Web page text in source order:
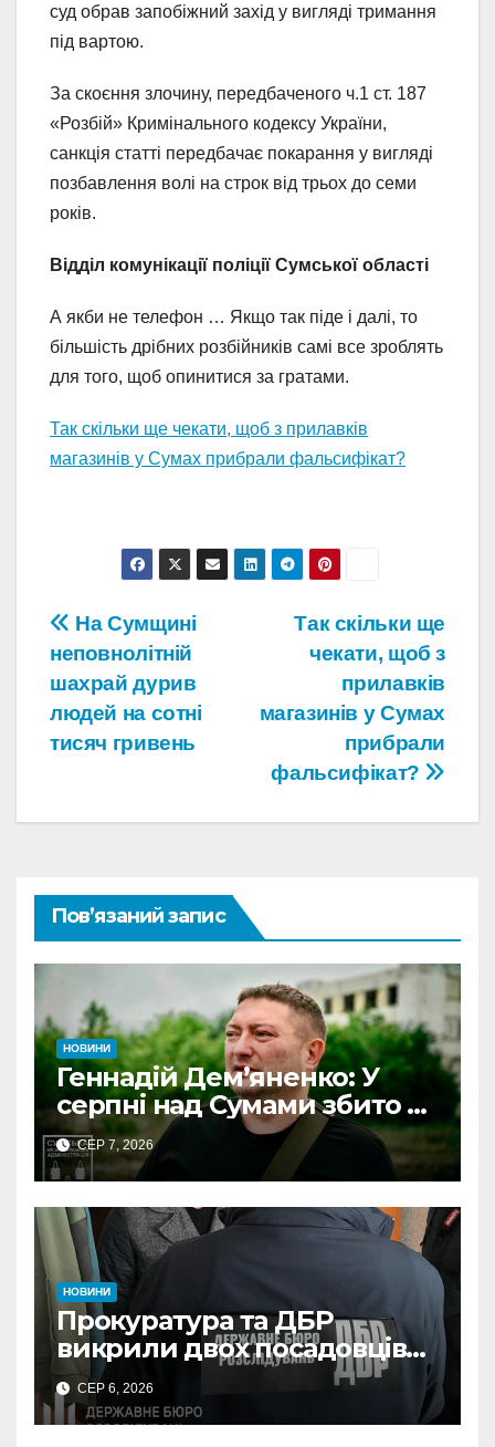
суд обрав запобіжний захід у вигляді тримання
під вартою.
За скоєння злочину, передбаченого ч.1 ст. 187
«Розбій» Кримінального кодексу України,
санкція статті передбачає покарання у вигляді
позбавлення волі на строк від трьох до семи
років.
Відділ комунікації поліції Сумської області
А якби не телефон … Якщо так піде і далі, то
більшість дрібних pозбійників самі все зроблять
для того, щоб опинитися за гратами.
Так скільки ще чекати, щоб з прилавків
магазинів у Сумах прибрали фальсифікат?
Навігація
записів
Так скільки ще
чекати, щоб з
прилавків
магазинів у Сумах
прибрали
фальсифікат?
На Сумщині
неповнолітній
шахрай дурив
людей на сотні
тисяч гривень
Пов’язаний запис
НОВИНИ
Геннадій Дем’яненко: У
серпні над Сумами збито 6
КАБів
СЕР 7, 2026
НОВИНИ
Прокуратура та ДБР
викрили двох посадовців
ДПС Сумщини на вимаганні
неправомірної вигоди у
ФОПа
СЕР 6, 2026